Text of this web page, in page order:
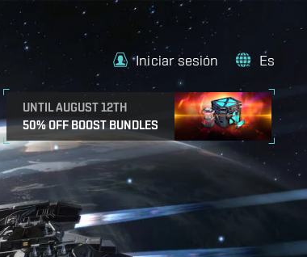
UNTIL AUGUST 12TH
50% OFF BOOST BUNDLES
Iniciar sesión Es